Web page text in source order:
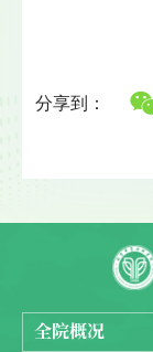
分享到：
全院概况